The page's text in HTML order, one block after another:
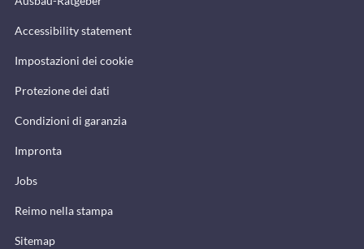
Accessibility statement
Impostazioni dei cookie
Protezione dei dati
Condizioni di garanzia
Impronta
Jobs
Reimo nella stampa
Sitemap